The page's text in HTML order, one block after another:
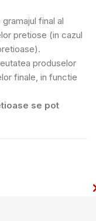
final al
pretiose (in cazul
produselor
finale, in functie
se pot